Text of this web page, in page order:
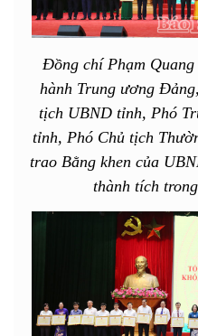
Đồng chí Phạm
hành Trung ương
tịch UBND tỉnh, Phó
tỉnh, Phó Chủ tịch
trao Bằng khen của
thành tích